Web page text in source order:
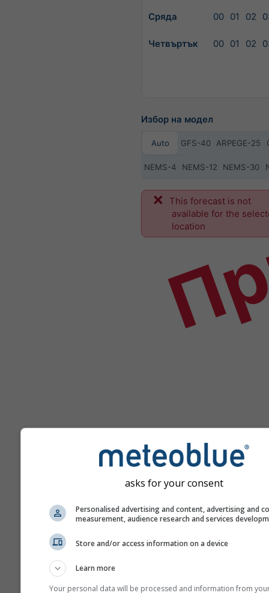
Сряда 00 01 02
Четвъртък 00 01 02
Избор на модел
Auto GFS-40 ARPEGE-25
NEMS-4 NEMS-12 NEMS-30
This forecast is not
available for the
location
Повече метеорологични
asks for your consent
Personalised advertising and content, advertising and
measurement, audience research and services
Store and/or access information on a device
Learn more
Your personal data will be processed and information from